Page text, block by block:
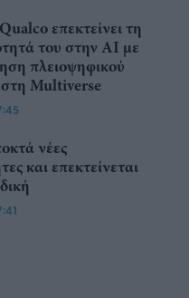
επεκτείνει τη
του στην ΑΙ με
πλειοψηφικού
Multiverse
νέες
και επεκτείνεται